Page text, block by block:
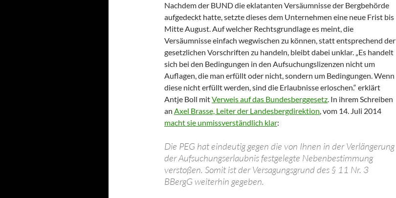
Nachdem der BUND die eklatanten Versäumnisse der Bergbehörde
aufgedeckt hatte, setzte dieses dem Unternehmen eine neue Frist bis
Mitte August. Auf welcher Rechtsgrundlage es meint, die
Versäumnisse einfach wegwischen zu können, statt entsprechend der
gesetzlichen Vorschriften zu handeln, bleibt dabei unklar. „Es handelt
sich bei den Bedingungen in den Aufsuchungslizenzen nicht um
Auflagen, die man erfüllt oder nicht, sondern um Bedingungen. Wenn
diese nicht erfüllt werden, sind die Erlaubnisse erloschen.“ erklärt
Antje Boll mitVerweis auf das Bundesberggesetz. In ihrem Schreiben
an Axel Brasse, Leiter der Landesbergdirektion, vom 14. Juli 2014
macht sie unmissverständlich klar:
Die PEG hat eindeutig gegen die von Ihnen in der Verlängerung
der Aufsuchungserlaubnis festgelegte Nebenbestimmung
verstoßen. Somit ist der Versagungsgrund des § 11 Nr. 3
BBergG weiterhin gegeben.